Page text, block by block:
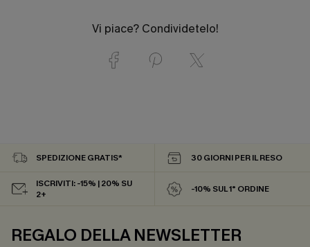
Vi piace? Condividetelo!
SPEDIZIONE GRATIS* 30 GIORNI PER IL RESO
ISCRIVITI: -15% | 20% SU
2+
-10% SUL 1° ORDINE
REGALO DELLA NEWSLETTER